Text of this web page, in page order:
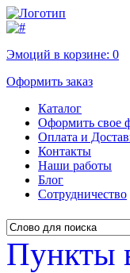
Эмоций в корзине: 0
Оформить заказ
Каталог
Оформить свое
Оплата и
Контакты
Наши работы
Блог
Сотрудничество
Пункты